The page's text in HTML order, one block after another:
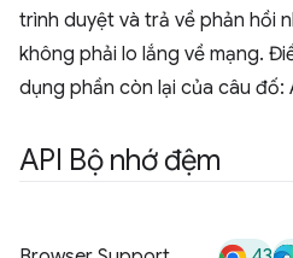
trình duyệt và trả về phản hồi
không phải lo lắng về mạng.
dụng phần còn lại của câu đố:
API Bộ nhớ đệm